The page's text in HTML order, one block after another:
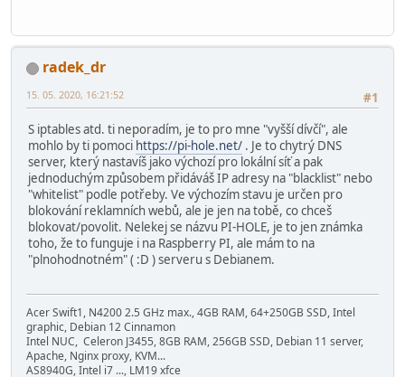
tcp dport 10071 dnat to
tcp dport 10000 dnat to
udp dport 50
dnat to
udp dport 51
dnat to
udp dport 500
dnat to
udp dport 4500
dnat to
tcp dport 5446
dnat to
udp dport 5446 dnat to
tcp dport 80
dnat to
tcp dport 16000 dnat to
udp dport 16000 dnat to
}
chain postrouting {
netmask 255.255.255.0
#ETH2
iface enp5s0 inet static
netmask 255.255.255.0
#ETH3
auto enp7s0
iface enp7s0 inet static
address 192.168.22.254
netmask 255.255.255.0
radek_dr
#1
15. 05. 2020, 16:21:52
S iptables atd. ti neporadím, je to pro mne "vyšší dívčí", ale
mohlo by ti pomoci https://pi-hole.net/ . Je to chytrý DNS
server, který nastavíš jako výchozí pro lokální síť a pak
jednoduchým způsobem přidáváš IP adresy na "blacklist" nebo
"whitelist" podle potřeby. Ve výchozím stavu je určen pro
blokování reklamních webů, ale je jen na tobě, co chceš
blokovat/povolit. Nelekej se názvu PI-HOLE, je to jen známka
toho, že to funguje i na Raspberry PI, ale mám to na
"plnohodnotném" ( :D ) serveru s Debianem.
Acer Swift1, N4200 2.5 GHz max., 4GB RAM, 64+250GB SSD, Intel
graphic, Debian 12 Cinnamon
Intel NUC, Celeron J3455, 8GB RAM, 256GB SSD, Debian 11 server,
Apache, Nginx proxy, KVM...
AS8940G, Intel i7 ..., LM19 xfce